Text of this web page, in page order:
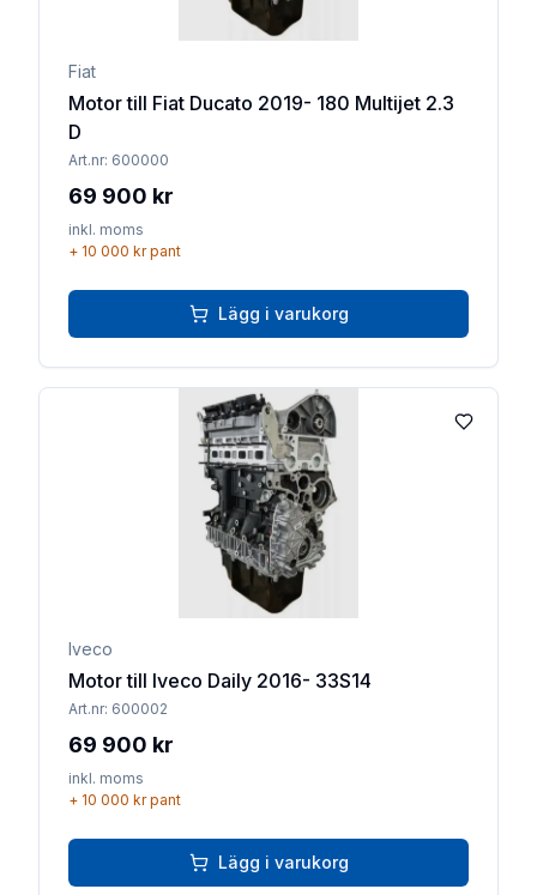
Fiat
Motor till Fiat Ducato 2019- 180 Multijet 2.3
D
Art.nr: 600000
69 900 kr
inkl. moms
+ 10 000 krpant
Lägg i varukorg
Lägg till
Iveco
Motor till Iveco Daily 2016- 33S14
Art.nr: 600002
69 900 kr
inkl. moms
+ 10 000 krpant
Lägg i varukorg